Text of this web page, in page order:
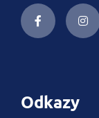
Odkazy